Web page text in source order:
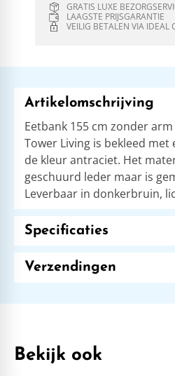
GRATIS LUXE
LAAGSTE PRIJSGARANTIE
VEILIG BETALEN VIA IDEAL
Artikelomschrijving
Eetbank 155 cm zonder
Tower Living is bekleed
de kleur antraciet. Het
geschuurd leder maar is
Leverbaar in donkerbruin,
Specificaties
Verzendingen
Bekijk ook